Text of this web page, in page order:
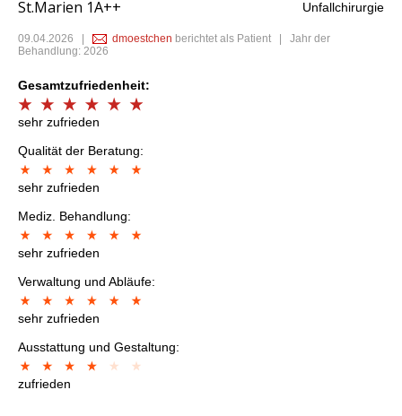
St.Marien 1A++ Unfallchirurgie
09.04.2026 dmoestchen berichtet als Patient | Jahr der
Behandlung: 2026
Gesamtzufriedenheit:
sehr zufrieden
Qualität der Beratung:
sehr zufrieden
Mediz. Behandlung:
sehr zufrieden
Verwaltung und Abläufe:
sehr zufrieden
Ausstattung und Gestaltung:
zufrieden